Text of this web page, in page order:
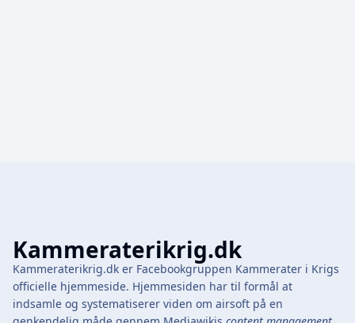
Kammeraterikrig.dk
Kammeraterikrig.dk er Facebookgruppen Kammerater i Krigs
officielle hjemmeside. Hjemmesiden har til formål at
indsamle og systematiserer viden om airsoft på en